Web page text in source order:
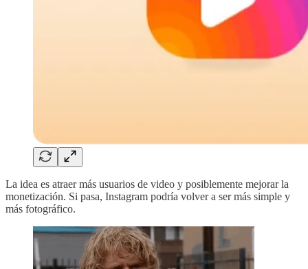
La idea es atraer más usuarios de video y posiblemente mejorar la
monetización. Si pasa, Instagram podría volver a ser más simple y
más fotográfico.